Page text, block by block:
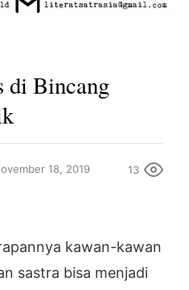
di Bincang
18, 2019 13
kawan-kawan
sastra bisa menjadi